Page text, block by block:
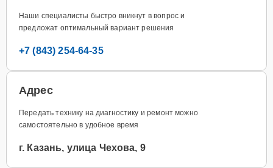
Наши специалисты быстро вникнут в вопрос и
предложат оптимальный вариант решения
+7 (843) 254-64-35
Адрес
Передать технику на диагностику и ремонт можно
самостоятельно в удобное время
г. Казань, улица Чехова, 9